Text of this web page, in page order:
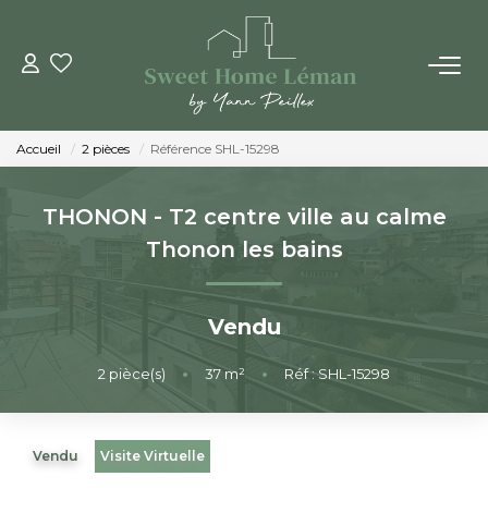
ACHETER
PROGRAMMES NEUFS
ESTIMER EN LIGNE
VENDRE
LES AGENCES
Notre Équipe
Accueil 2 pièces Référence SHL-15298
THONON - T2 centre ville au calme
Thonon les bains
Vendu
2 pièce(s) • 37m² • Réf : SHL-15298
Vendu Visite Virtuelle